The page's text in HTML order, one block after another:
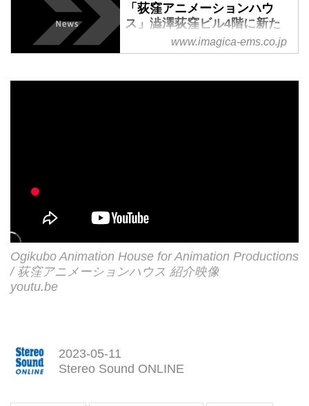
「荻窪アニメーションハウ
ス」澁澤荻窪ビル4階に新た
にフロアを拡張 | Imagica
Entertainment Media
www.imagica-ems.co.jp
Ogikubo Animation House for Animation Productions
/ 荻窪アニメーションハウス 紹介映像
youtu.be
2023-05-11
Stereo Sound ONLINE